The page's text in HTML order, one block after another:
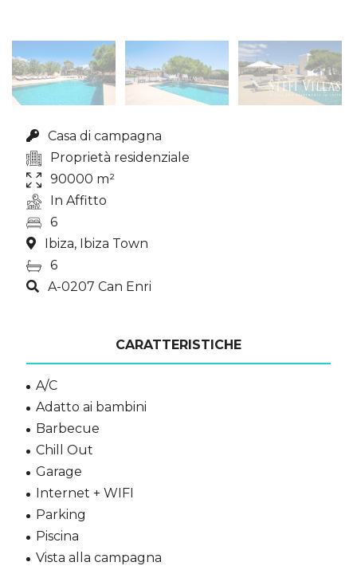
Casa di campagna
Proprietà residenziale
90000 m²
In Affitto
6
Ibiza, Ibiza Town
6
A-0207 Can Enri
CARATTERISTICHE
A/C
Adatto ai bambini
Barbecue
Chill Out
Garage
Internet + WIFI
Parking
Piscina
Vista alla campagna